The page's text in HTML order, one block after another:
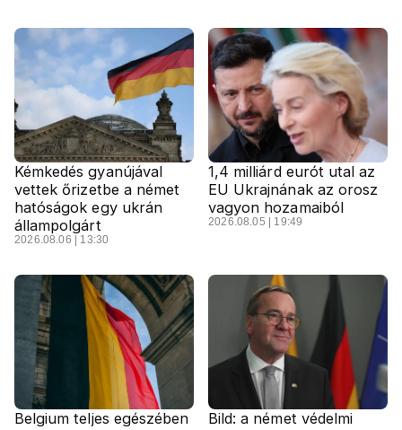
Kémkedés gyanújával
vettek őrizetbe a német
hatóságok egy ukrán
állampolgárt
2026.08.06 | 13:30
1,4 milliárd eurót utal az
EU Ukrajnának az orosz
vagyon hozamaiból
2026.08.05 | 19:49
Belgium teljes egészében
Bild: a német védelmi